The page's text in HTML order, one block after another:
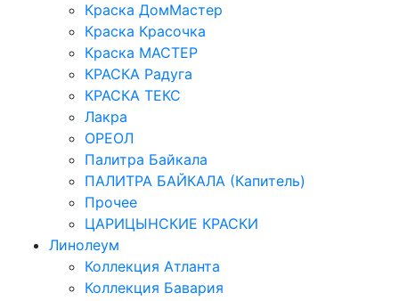
Краска ДомМастер
Краска Красочка
Краска МАСТЕР
КРАСКА Радуга
КРАСКА ТЕКС
Лакра
ОРЕОЛ
Палитра Байкала
ПАЛИТРА БАЙКАЛА (Капитель)
Прочее
ЦАРИЦЫНСКИЕ КРАСКИ
Линолеум
Коллекция Атланта
Коллекция Бавария